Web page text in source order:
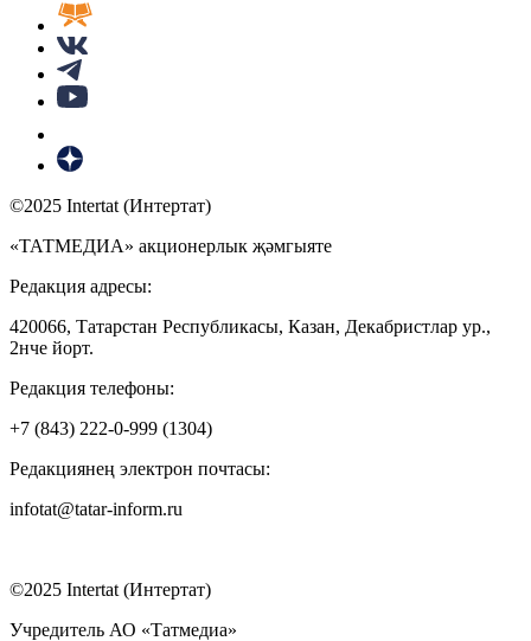
©2025 Intertat (Интертат)
«ТАТМЕДИА» акционерлык җәмгыяте
Редакция адресы:
420066, Татарстан Республикасы, Казан, Декабристлар ур.,
2нче йорт.
Редакция телефоны:
+7 (843) 222-0-999 (1304)
Редакциянең электрон почтасы:
infotat@tatar-inform.ru
©2025 Intertat (Интертат)
Учредитель АО «Татмедиа»